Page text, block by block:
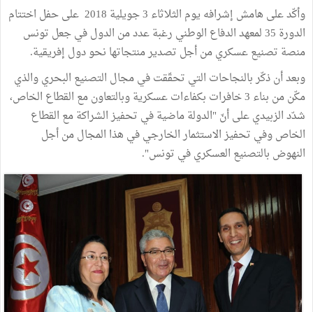
وأكّد على هامش إشرافه يوم الثلاثاء 3 جويلية 2018 على حفل اختتام
الدورة 35 لمعهد الدفاع الوطني رغبة عدد من الدول في جعل تونس
منصة تصنيع عسكري من أجل تصدير منتجاتها نحو دول إفريقية.
وبعد أن ذكّر بالنجاحات التي تحقّقت في مجال التصنيع البحري والذي
مكّن من بناء 3 خافرات بكفاءات عسكرية وبالتعاون مع القطاع الخاص،
شدّد الزبيدي على أنّ "الدولة ماضية في تحفيز الشراكة مع القطاع
الخاص وفي تحفيز الاستثمار الخارجي في هذا المجال من أجل
النهوض بالتصنيع العسكري في تونس".